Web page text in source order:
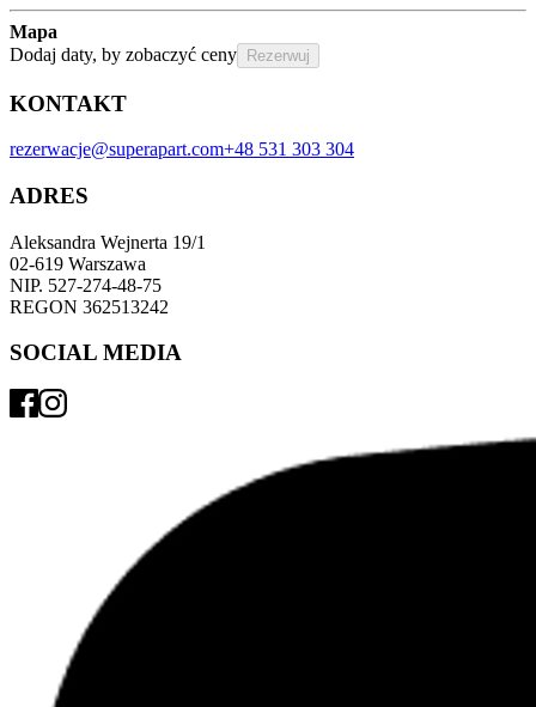
Mapa
Dodaj daty, by zobaczyć ceny
Rezerwuj
KONTAKT
rezerwacje@superapart.com+48 531 303 304
ADRES
Aleksandra Wejnerta 19/1
02-619 Warszawa
NIP. 527-274-48-75
REGON 362513242
SOCIAL MEDIA